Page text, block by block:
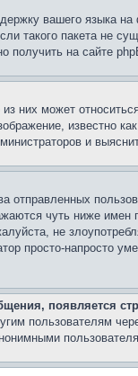
вашего языка
такого пакета не
на сайте
них может
известно
и
чуть ниже
не
просто-напросто
появляется
пользователям